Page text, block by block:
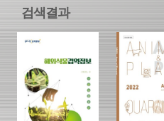
검색결과